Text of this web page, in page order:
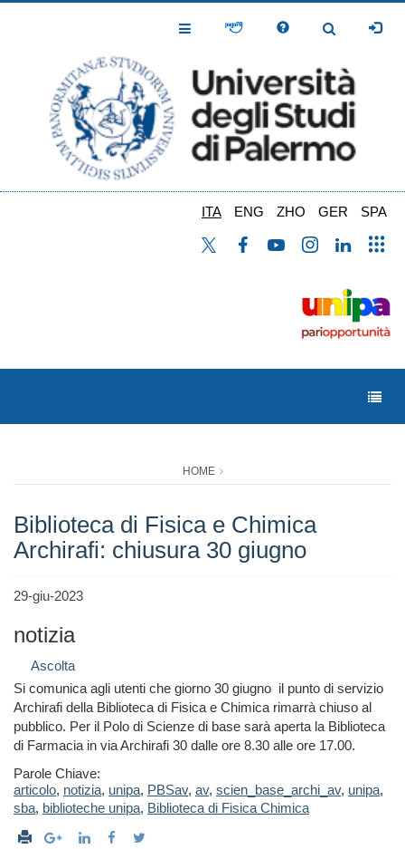
Toggle
Toggle
ITA ENG ZHO GER SPA
HOME
Biblioteca di Fisica e Chimica
Archirafi: chiusura 30 giugno
29-giu-2023
notizia
Ascolta
Si comunica agli utenti che giorno 30 giugno il punto di servizio
Archirafi della Biblioteca di Fisica e Chimica rimarrà chiuso al
pubblico. Per il Polo di Scienze di base sarà aperta la Biblioteca
di Farmacia in via Archirafi 30 dalle ore 8.30 alle ore 17.00.
Parole Chiave:
articolo, notizia, unipa, PBSav, av, scien_base_archi_av, unipa,
sba, biblioteche unipa, Biblioteca di Fisica Chimica